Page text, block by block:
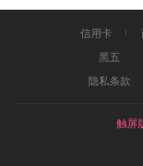
信用卡
黑五
隐私条款
触屏